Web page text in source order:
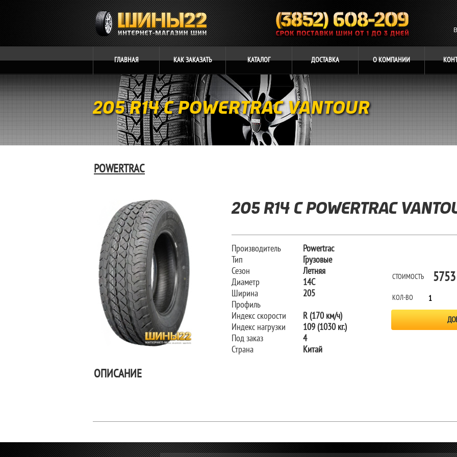
ГЛАВНАЯ КАКЗАКАЗАТЬ КАТАЛОГ ДОСТАВКА ОКОМПАНИИ
205 R14 C POWERTRAC VANTOUR
POWERTRAC
205 R14 C POWERTRAC
Производитель
Powertrac
Тип
Грузовые
Сезон
Летняя
Диаметр
14C
Ширина
205
Профиль
Индекс скорости
R (170 км/ч)
Индекс нагрузки
109 (1030 кг.)
Под заказ
4
Страна
Китай
СТОИМОСТЬ
КОЛ-ВО
ОПИСАНИЕ